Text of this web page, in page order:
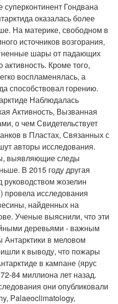
Гондвана
оказалась более
На материке, свободном в
источников возгорания,
шары от падающих
Кроме того,
воспламенялась, а
способствовал горению.
Наблюдалась
Активность, Вызванная
о чем Свидетельствует
в Пластах, Связанных с
авторы исследования.
выявляющие следы
В 2015 году другая
руководством жозелин
исследования
найденных на
Ученые выяснили, что эти
деревьями - важным
в меловом
к выводу, что пожары
в кампане (ярус
84 миллиона лет назад.
они опубликовали
Palaeoclimatology,